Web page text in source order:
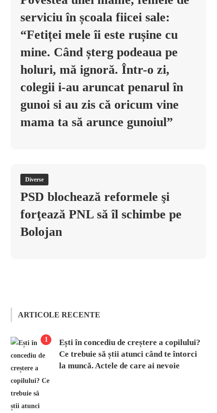
serviciu în școala fiicei sale:
“Fetiței mele îi este rușine cu
mine. Când șterg podeaua pe
holuri, mă ignoră. Într-o zi,
colegii i-au aruncat penarul în
gunoi si au zis că oricum vine
mama ta să arunce gunoiul”
Diverse
PSD blochează reformele şi
forţează PNL să îl schimbe pe
Bolojan
ARTICOLE RECENTE
1
Ești în concediu de creștere a copilului?
Ce trebuie să știi atunci când te întorci
la muncă. Actele de care ai nevoie